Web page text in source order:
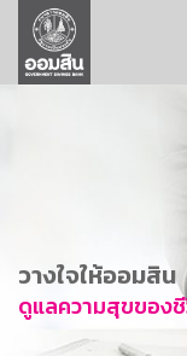
ลูกค้าธุรกิจ
ลูกค้าผู้ประกอบ
การพัฒนาที่ยั่
ข่าวสาร
บริการทางกา
วางใจให้ออมสิน
ดูแลความสุขของ